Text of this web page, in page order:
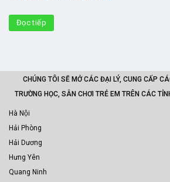
Đọc tiếp
CHÚNG TÔI SẼ MỞ CÁC ĐẠI LÝ, CUNG CẤP
TRƯỜNG HỌC, SÂN CHƠI TRẺ EM TRÊN CÁC
Hà Nội
Hải Phòng
Hải Dương
Hưng Yên
Quang Ninh